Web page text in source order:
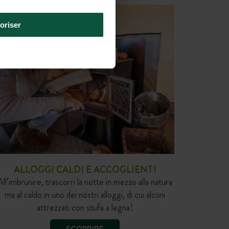
ALLOGGI CALDI E ACCOGLIENTI
trascorri la notte in mezzo alla natura
ma al caldo in uno dei nostri alloggi, di cui alcuni
attrezzati con stufa a legna!